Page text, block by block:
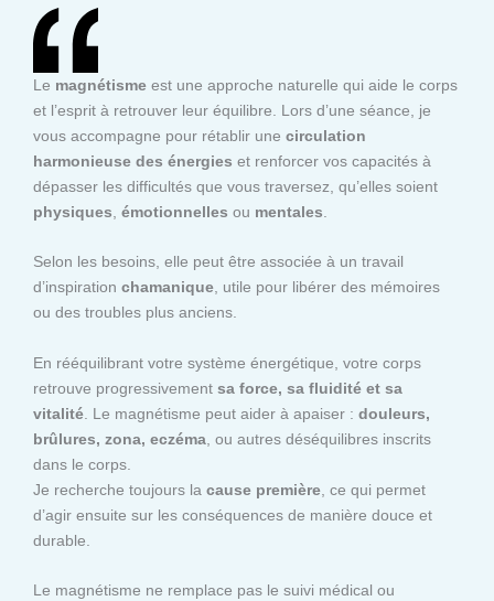
Le magnétisme est une approche naturelle qui aide le corps
et l’esprit à retrouver leur équilibre. Lors d’une séance, je
vous accompagne pour rétablir une circulation
harmonieuse des énergies et renforcer vos capacités à
dépasser les difficultés que vous traversez, qu’elles soient
physiques émotionnelles ou mentales
Selon les besoins, elle peut être associée à un travail
d’inspiration chamanique, utile pour libérer des mémoires
ou des troubles plus anciens.
En rééquilibrant votre système énergétique, votre corps
retrouve progressivement sa force, sa fluidité et sa
vitalité . Le magnétisme peut aider à apaiser : douleurs,
brûlures, zona, eczéma , ou autres déséquilibres inscrits
dans le corps.
Je recherche toujours la cause première , ce qui permet
d’agir ensuite sur les conséquences de manière douce et
durable.
Le magnétisme ne remplace pas le suivi médical ou